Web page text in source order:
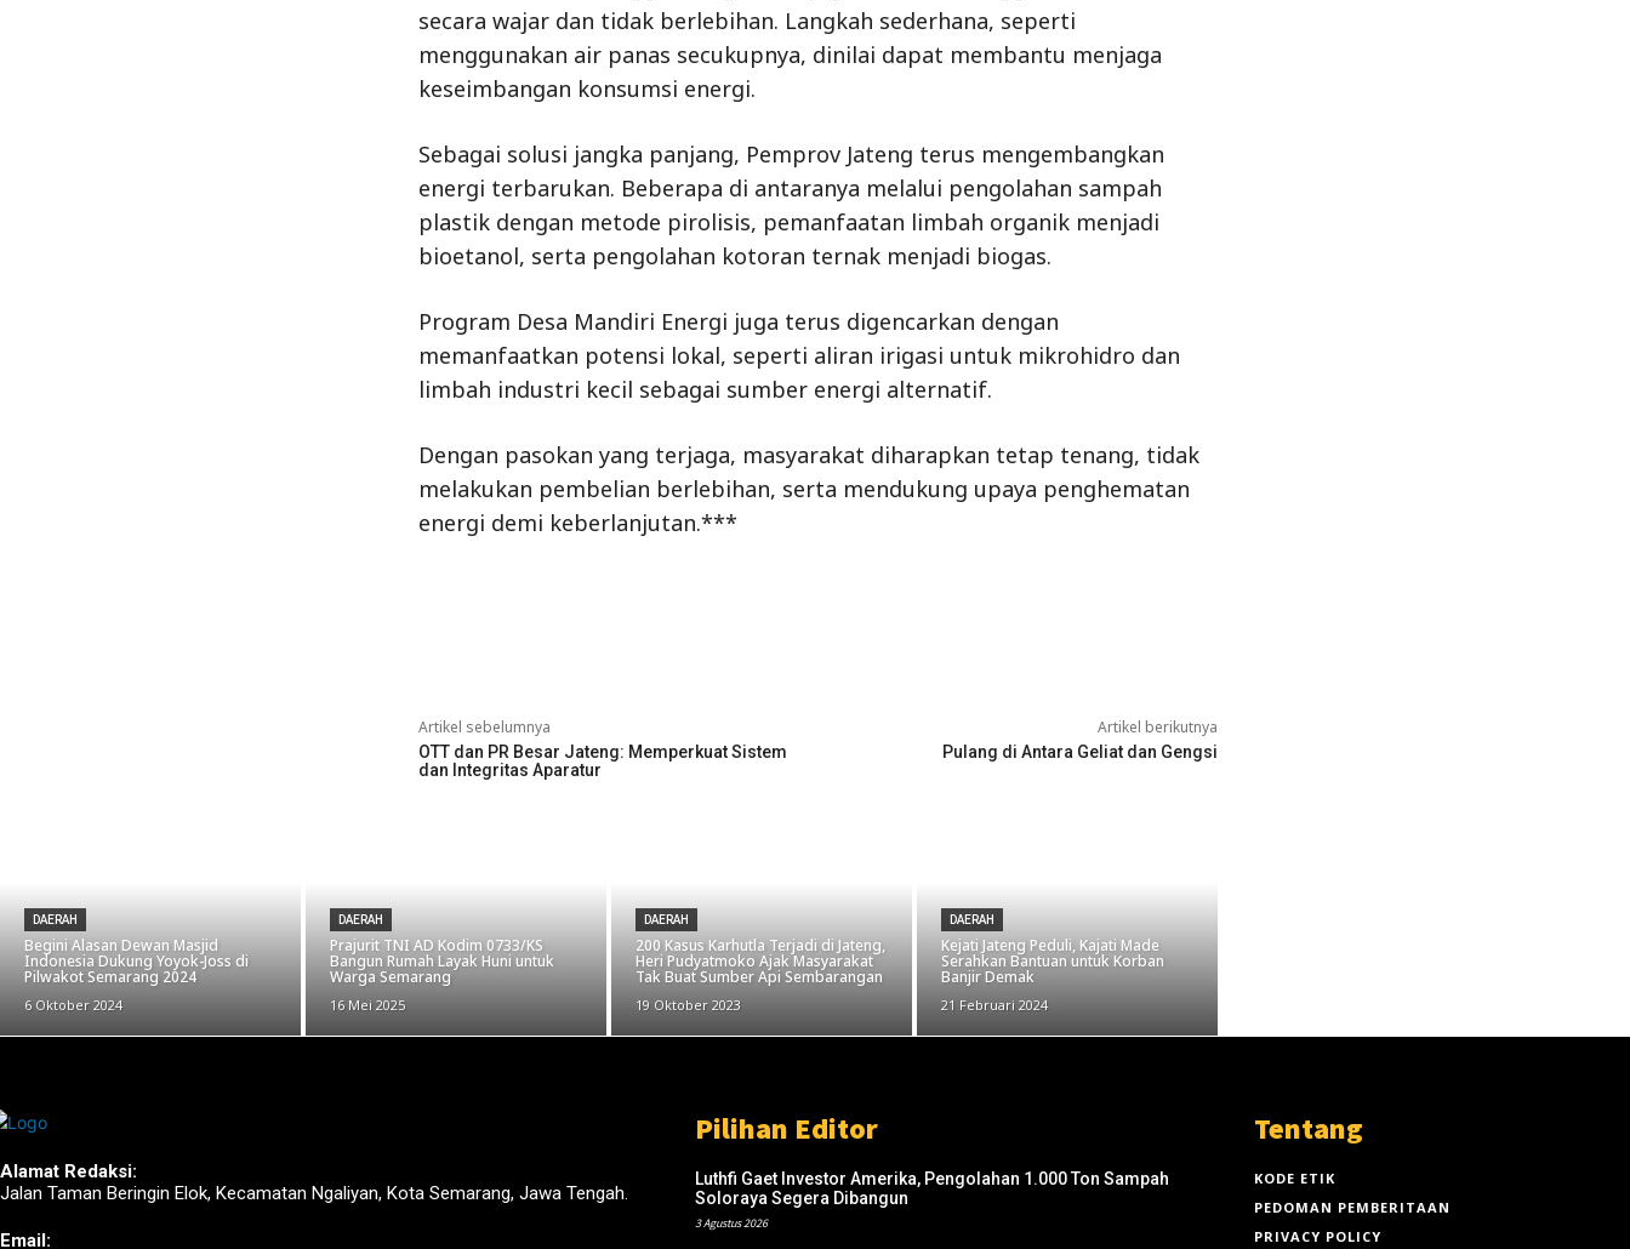
secara wajar dan tidak berlebihan. Langkah sederhana, seperti
menggunakan air panas secukupnya, dinilai dapat membantu menjaga
keseimbangan konsumsi energi.
Sebagai solusi jangka panjang, Pemprov Jateng terus mengembangkan
energi terbarukan. Beberapa di antaranya melalui pengolahan sampah
plastik dengan metode pirolisis, pemanfaatan limbah organik menjadi
bioetanol, serta pengolahan kotoran ternak menjadi biogas.
Program Desa Mandiri Energi juga terus digencarkan dengan
memanfaatkan potensi lokal, seperti aliran irigasi untuk mikrohidro dan
limbah industri kecil sebagai sumber energi alternatif.
Dengan pasokan yang terjaga, masyarakat diharapkan tetap tenang, tidak
melakukan pembelian berlebihan, serta mendukung upaya penghematan
energi demi keberlanjutan.***
Artikel sebelumnya
OTT dan PR Besar Jateng: Memperkuat Sistem
dan Integritas Aparatur
Artikel berikutnya
Pulang di Antara Geliat dan Gengsi
DAERAH
Begini Alasan Dewan Masjid
Indonesia Dukung Yoyok-Joss di
Pilwakot Semarang 2024
6 Oktober 2024
DAERAH
Prajurit TNI AD Kodim 0733/KS
Bangun Rumah Layak Huni untuk
Warga Semarang
16 Mei 2025
DAERAH
200 Kasus Karhutla Terjadi di Jateng,
Heri Pudyatmoko Ajak Masyarakat
Tak Buat Sumber Api Sembarangan
19 Oktober 2023
DAERAH
Kejati Jateng Peduli, Kajati Made
Serahkan Bantuan untuk Korban
Banjir Demak
21 Februari 2024
Alamat Redaksi:
Jalan Taman Beringin Elok, Kecamatan Ngaliyan, Kota Semarang, Jawa Tengah.
Email:
Pilihan Editor
Luthfi Gaet Investor Amerika, Pengolahan 1.000 Ton Sampah
Soloraya Segera Dibangun
3 Agustus 2026
Tentang
KODE ETIK
PEDOMAN PEMBERITAAN
PRIVACY POLICY